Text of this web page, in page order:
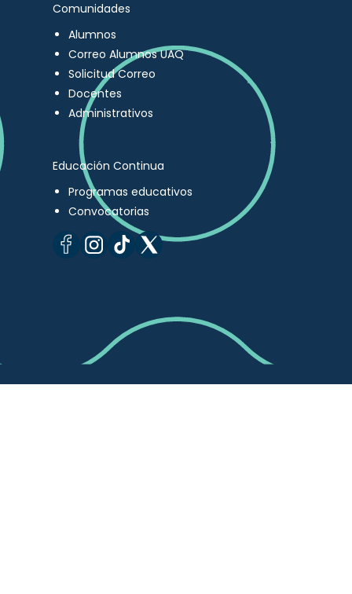
Comunidades
Alumnos
Correo Alumnos UAQ
Solicitud Correo
Docentes
Administrativos
Educación Continua
Programas educativos
Convocatorias